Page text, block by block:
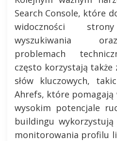
Search Console, które
widoczności
wyszukiwania
problemach
często korzystają także
słów kluczowych,
Ahrefs, które
wysokim potencjale
buildingu
monitorowania profilu